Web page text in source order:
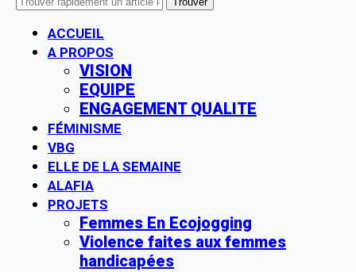
ACCUEIL
A PROPOS
VISION
EQUIPE
ENGAGEMENT QUALITE
FÉMINISME
VBG
ELLE DE LA SEMAINE
ALAFIA
PROJETS
Femmes En Ecojogging
Violence faites aux femmes
handicapées